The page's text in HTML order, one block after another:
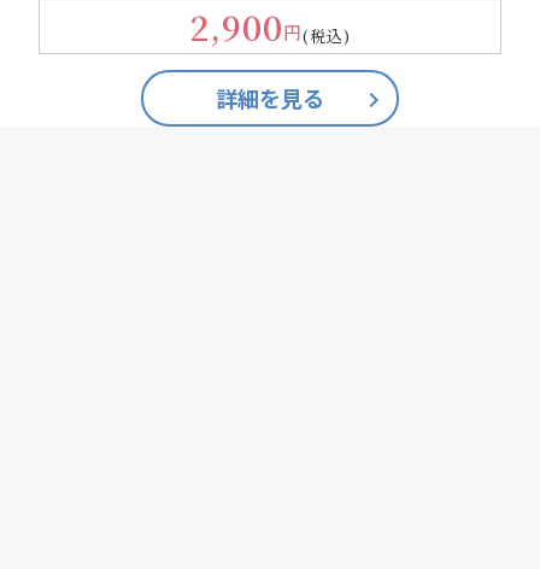
2,900円(税込)
詳細を見る keyboard_arrow_right